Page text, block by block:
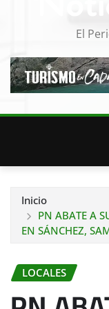
El
Inicio
PN ABATE A
EN SÁNCHEZ,
LOCALES